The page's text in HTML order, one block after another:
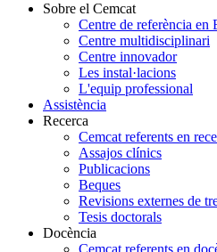
Sobre el Cemcat
Centre de referència en
Centre multidisciplinari
Centre innovador
Les instal·lacions
L'equip professional
Assistència
Recerca
Cemcat referents en
Assajos clínics
Publicacions
Beques
Revisions externes de
Tesis doctorals
Docència